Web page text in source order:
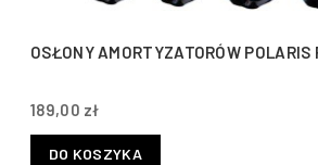
OSŁONY AMORTYZATORÓW POLARIS
189,00 zł
DO KOSZYKA